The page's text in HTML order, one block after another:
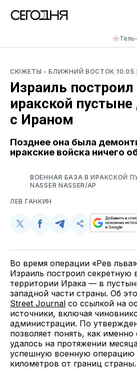
СЮЖЕТЫ - БЛИЖНИЙ ВОСТОК
Израиль построил
иракской
с Ираном
Позднее она была
иракские войска ничего
ВОЕННАЯ БАЗА В ИРАКСКОЙ
NASSER NASSER/AP
ЛЕВ ГАНКИН
Поделиться
Twitter
Поделиться
Facebook
Поделиться
Telegram
Скопируйте
поделитесь
ссылкой
Во время операции «Рев
Израиль построил секретную
территории Ирака — в
западной части страны. Об
Street Journal со ссылкой на
источники, включая
администрации. По
позволяет понять, как
удалось на протяжении
успешную военную операцию
километров от границ страны.